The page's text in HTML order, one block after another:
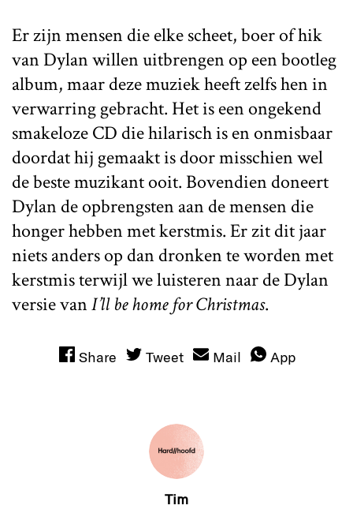
Er zijn mensen die elke scheet, boer of hik
van Dylan willen uitbrengen op een bootleg
album, maar deze muziek heeft zelfs hen in
verwarring gebracht. Het is een ongekend
smakeloze CD die hilarisch is en onmisbaar
doordat hij gemaakt is door misschien wel
de beste muzikant ooit. Bovendien doneert
Dylan de opbrengsten aan de mensen die
honger hebben met kerstmis. Er zit dit jaar
niets anders op dan dronken te worden met
kerstmis terwijl we luisteren naar de Dylan
versie vanI’ll be home for Christmas.
Share Tweet Mail App
Tim